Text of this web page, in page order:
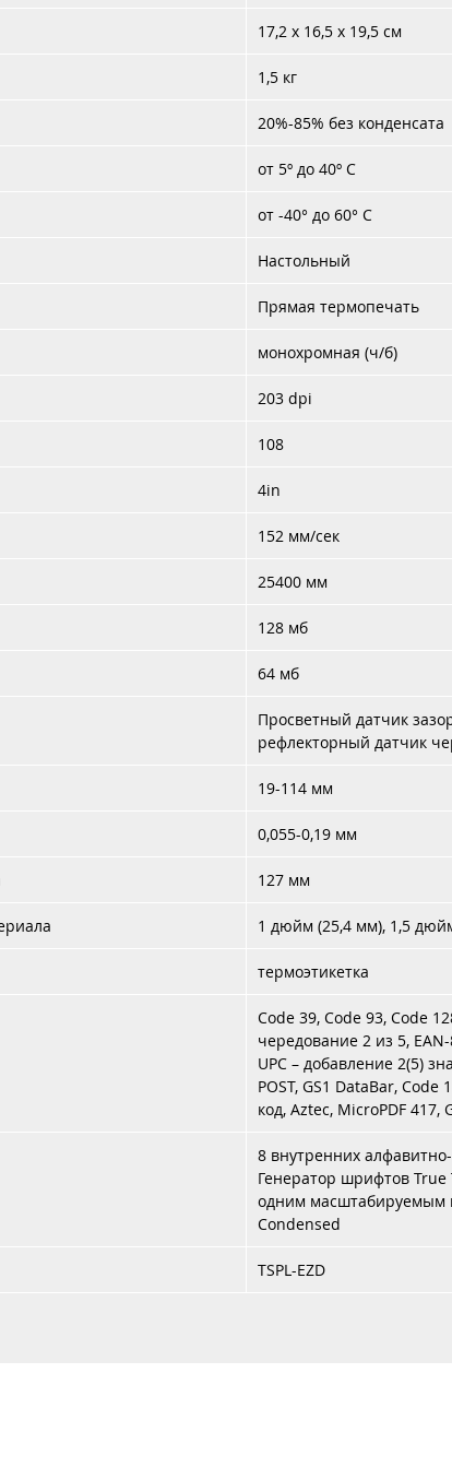
печатающей головки.17,2 x 16,5 x 19,5 см
1,5 кг
20%-85% без конденсата
от 5º до 40º C
от -40° до 60° С
Настольный
Прямая термопечать
монохромная (ч/б)
203 dpi
108
4in
152 мм/сек
25400 мм
128 мб
64 мб
Просветный датчик
рефлекторный датчик
19-114 мм
0,055-0,19 мм
127 мм
1 дюйм (25,4 мм), 1,5
термоэтикетка
Code 39, Code 93, Code
чередование 2 из 5, EAN-
UPC – добавление 2(5)
POST, GS1 DataBar, Code
код, Aztec, MicroPDF 417,
8 внутренних
Генератор шрифтов
одним масштабируемым
Condensed
TSPL-EZD